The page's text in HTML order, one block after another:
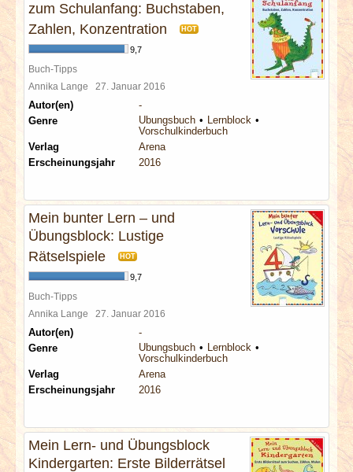
zum Schulanfang: Buchstaben,
Zahlen, Konzentration
HOT
9,7
Buch-Tipps
Annika Lange 27. Januar 2016
Autor(en)
-
Genre
Übungsbuch
Lernblock
Vorschulkinderbuch
Verlag
Arena
Erscheinungsjahr
2016
Mein bunter Lern – und
Übungsblock: Lustige
Rätselspiele
HOT
9,7
Buch-Tipps
Annika Lange 27. Januar 2016
Autor(en)
-
Genre
Übungsbuch
Lernblock
Vorschulkinderbuch
Verlag
Arena
Erscheinungsjahr
2016
Mein Lern- und Übungsblock
Kindergarten: Erste Bilderrätsel